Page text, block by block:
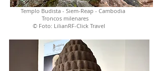
Templo Budista - Siem-Reap - Cambodia
Troncos milenares
© Foto: LilianRF-Click Travel